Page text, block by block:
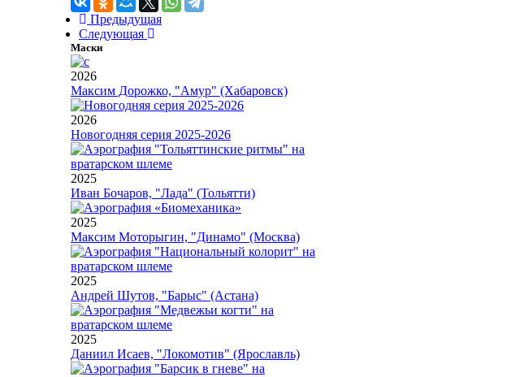
Предыдущая
Следующая
Маски
2026
Максим Дорожко, "Амур" (Хабаровск)
2026
Новогодняя серия 2025-2026
2025
Иван Бочаров, "Лада" (Тольятти)
2025
Максим Моторыгин, "Динамо" (Москва)
2025
Андрей Шутов, "Барыс" (Астана)
2025
Даниил Исаев, "Локомотив" (Ярославль)